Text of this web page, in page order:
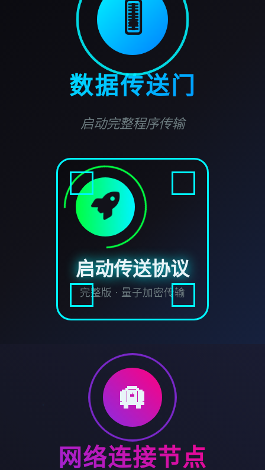
🎚️
数据传送门
启动完整程序传输
启动传送协议
完整版 · 量子加密传输
🛄
网络连接节点